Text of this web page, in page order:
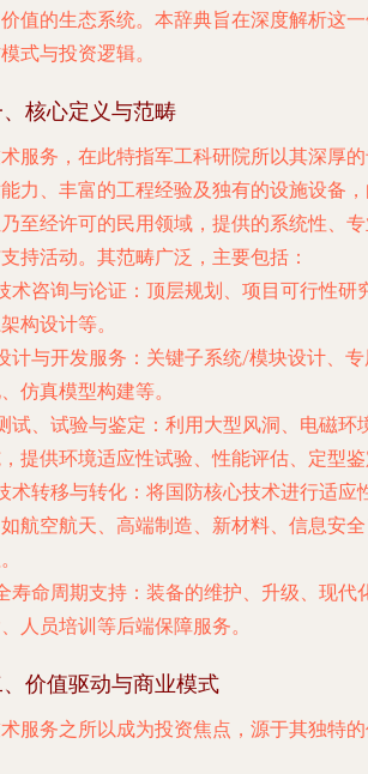
值的生态系统。本辞典旨在深度解析这
式与投资逻辑。
核心定义与范畴
服务 ，在此特指军工科研院所以其深厚
力、丰富的工程经验及独有的设施设备
至经许可的民用领域，提供的系统性、
持活动。其范畴广泛，主要包括：
术咨询与论证 ：顶层规划、项目可行性
构设计等。
计与开发服务 ：关键子系统/模块设计、
仿真模型构建等。
试、试验与鉴定 ：利用大型风洞、电磁
提供环境适应性试验、性能评估、定型鉴
术转移与转化 ：将国防核心技术进行适
航空航天、高端制造、新材料、信息安
寿命周期支持 ：装备的维护、升级、现
人员培训等后端保障服务。
价值驱动与商业模式
服务之所以成为投资焦点，源于其独特的